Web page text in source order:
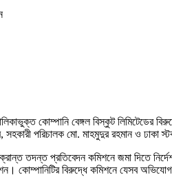
কোম্পানি বেঙ্গল বিস্কুট লিমিটেডের
পরিচালক মো. মাহমুদুর রহমান ও ঢাকা
তদন্ত প্রতিবেদন কমিশনে জমা দিতে
কোম্পানিটির বিরুদ্ধে কমিশনে যেসব